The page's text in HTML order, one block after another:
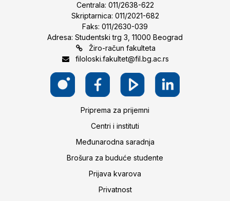
Centrala: 011/2638-622
Skriptarnica: 011/2021-682
Faks: 011/2630-039
Adresa: Studentski trg 3, 11000 Beograd
Žiro-račun fakulteta
filoloski.fakultet@fil.bg.ac.rs
Priprema za prijemni
Centri i instituti
Međunarodna saradnja
Brošura za buduće studente
Prijava kvarova
Privatnost